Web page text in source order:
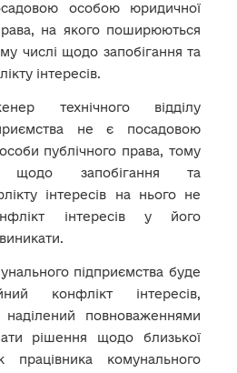
особою юридичної
на якого поширюються
числі щодо запобігання та
інтересів.
технічного відділу
не є посадовою
публічного права, тому
щодо запобігання та
інтересів на нього не
інтересів у його
підприємства буде
конфлікт інтересів,
повноваженнями
рішення щодо близької
комунального